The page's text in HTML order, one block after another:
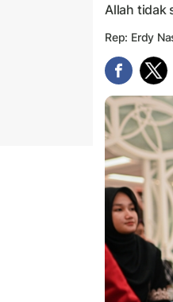
Allah tidak
Rep: Erdy